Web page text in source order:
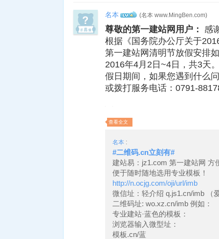
名本 4
(名本 www.MingBen.com)
尊敬的第一建站网用户：
感
根据《国务院办公厅关于
第一建站网清明节放假安排
2016年4月2日~4日，共3天
假日期间，如果您遇到什么
或拨打服务电话：0791-
查看全文
名本 :
#二维码.cn立刻有#
建站易：jz1.com 第一建站网 方
便于随时随地选用专业模板！
http://n.ocjg.com/oji/url/imb
微信址：轻介绍 q.js1.cn/imb （
二维码址: wo.xz.cn/imb 例如：
专业建站·蓝色的模板：
浏览器输入微型址：
模板.cn/蓝